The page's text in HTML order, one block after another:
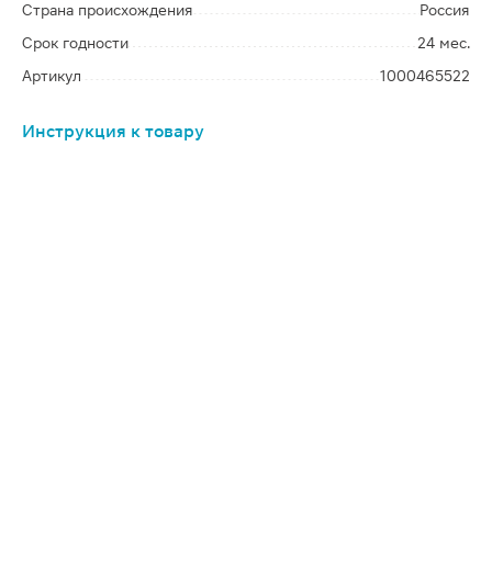
Страна происхождения
Россия
Срок годности
24 мес.
Артикул
1000465522
Инструкция к товару